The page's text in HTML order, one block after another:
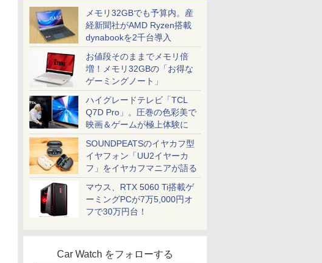
メモリ32GBでも予算内。産
経新聞社がAMD Ryzen搭載
dynabookを2千台導入
お値段そのままでメモリ倍
増！メモリ32GBの「お得な
ゲーミングノート」
ハイグレードテレビ「TCL
Q7D Pro」。圧巻の色彩美で
映画＆ゲームが極上体験に
SOUNDPEATSのイヤカフ型
イヤフォン「UU2イヤーカ
フ」をイヤカフマニアが語る
マウス、RTX 5060 Ti搭載ゲ
ーミングPCが7万5,000円オ
フで30万円台！
Car Watch をフォローする